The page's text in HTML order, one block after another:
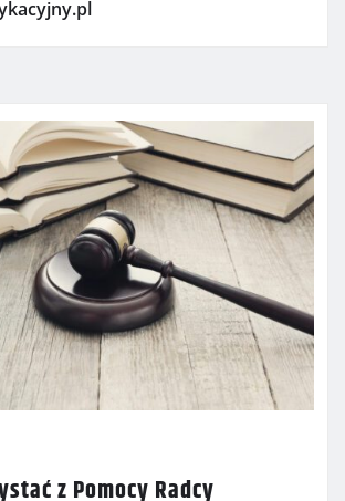
z Pomocy Radcy